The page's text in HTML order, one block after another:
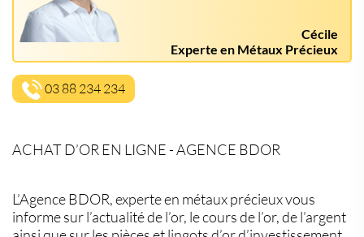
Cécile
Experte en Métaux Précieux
03 88 234 234
ACHAT D’OR EN LIGNE - AGENCE BDOR
L’Agence BDOR, experte en métaux précieux vous
informe sur l’actualité de l’or, le cours de l’or, de l’argent